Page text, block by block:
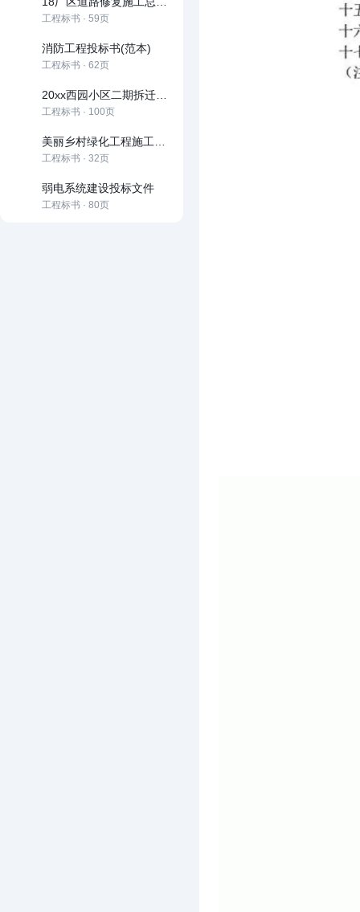
工程标书 · 59页
消防工程投标书(范本)
工程标书 · 62页
工程标书 · 100页
工程标书 · 32页
弱电系统建设投标文件
工程标书 · 80页